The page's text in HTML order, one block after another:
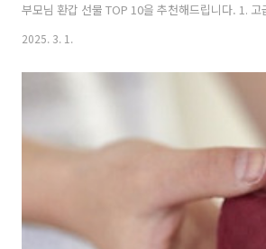
부모님 환갑 선물 TOP 10을 추천해드립니다. 1. 고급 시계추천 이유: 부
모님에게 시간을 소중히 여기는 의미를 담을 수 있
기 (안마기, 마사지기 등)추천 이유: 건강을 챙길 수
부모님의 피로를 풀어주는 기기추천 제품: 발 마사
는 고급스러운 음료 선물추천 제품: 맥캘란 18년,
2025. 3. 1.